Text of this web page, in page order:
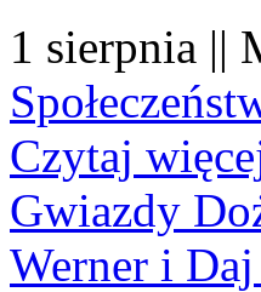
1 sierpnia ||
Czytaj
Gwiazdy
Werner i